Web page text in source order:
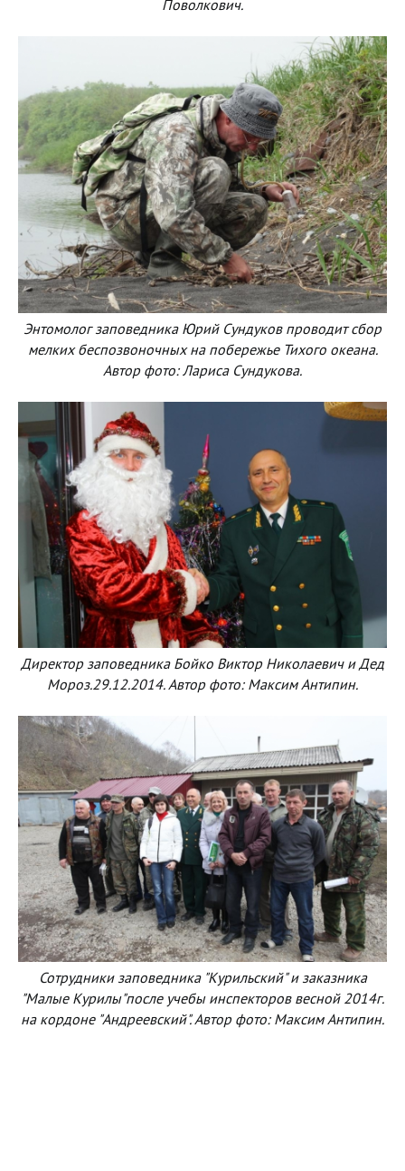
Поволкович.
Энтомолог заповедника Юрий Сундуков проводит сбор
мелких беспозвоночных на побережье Тихого океана.
Автор фото: Лариса Сундукова.
Директор заповедника Бойко Виктор Николаевич и Дед
Мороз.29.12.2014. Автор фото: Максим Антипин.
Сотрудники заповедника "Курильский" и заказника
"Малые Курилы"после учебы инспекторов весной 2014г.
на кордоне "Андреевский". Автор фото: Максим Антипин.